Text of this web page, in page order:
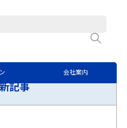
会社案内
記事